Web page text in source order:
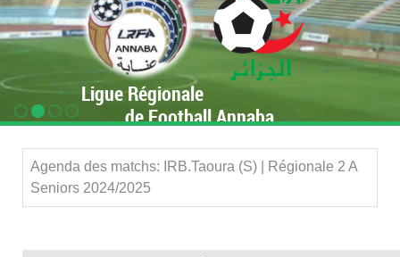
Ligue Régionale
de Football Annaba
Agenda des matchs: IRB.Taoura (S) | Régionale 2 A
Seniors 2024/2025